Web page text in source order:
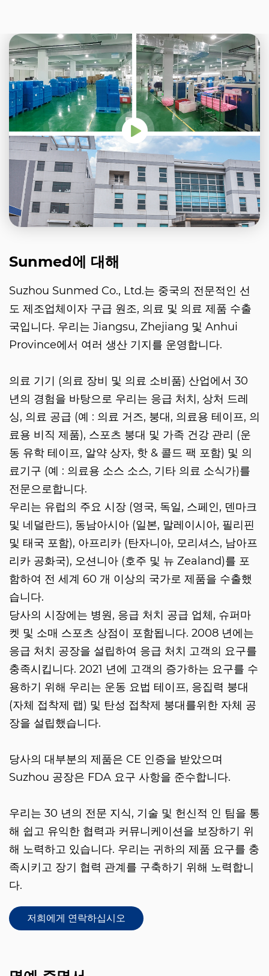
Sunmed에 대해
Suzhou Sunmed Co., Ltd.는 중국의 전문적인 선
도 제조업체이자 구급 원조, 의료 및 의료 제품 수출
국입니다. 우리는 Jiangsu, Zhejiang 및 Anhui
Province에서 여러 생산 기지를 운영합니다.
의료 기기 (의료 장비 및 의료 소비품) 산업에서 30
년의 경험을 바탕으로 우리는 응급 처치, 상처 드레
싱, 의료 공급 (예 : 의료 거즈, 붕대, 의료용 테이프, 의
료용 비직 제품), 스포츠 붕대 및 가족 건강 관리 (운
동 유학 테이프, 알약 상자, 핫 & 콜드 팩 포함) 및 의
료기구 (예 : 의료용 소스 소스, 기타 의료 소식가)를
전문으로합니다.
우리는 유럽의 주요 시장 (영국, 독일, 스페인, 덴마크
및 네덜란드), 동남아시아 (일본, 말레이시아, 필리핀
및 태국 포함), 아프리카 (탄자니아, 모리셔스, 남아프
리카 공화국), 오션니아 (호주 및 뉴 Zealand)를 포
함하여 전 세계 60 개 이상의 국가로 제품을 수출했
습니다.
당사의 시장에는 병원, 응급 처치 공급 업체, 슈퍼마
켓 및 소매 스포츠 상점이 포함됩니다. 2008 년에는
응급 처치 공장을 설립하여 응급 처치 고객의 요구를
충족시킵니다. 2021 년에 고객의 증가하는 요구를 수
용하기 위해 우리는 운동 요법 테이프, 응집력 붕대
(자체 접착제 랩) 및 탄성 접착제 붕대를위한 자체 공
장을 설립했습니다.
당사의 대부분의 제품은 CE 인증을 받았으며
Suzhou 공장은 FDA 요구 사항을 준수합니다.
우리는 30 년의 전문 지식, 기술 및 헌신적 인 팀을 통
해 쉽고 유익한 협력과 커뮤니케이션을 보장하기 위
해 노력하고 있습니다. 우리는 귀하의 제품 요구를 충
족시키고 장기 협력 관계를 구축하기 위해 노력합니
다.
저희에게 연락하십시오